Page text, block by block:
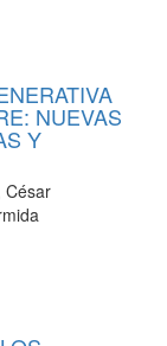
NUEVAS
Y
César